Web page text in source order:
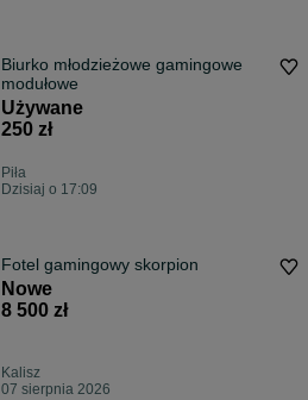
Biurko młodzieżowe gamingowe
modułowe
Używane
250 zł
Piła
Dzisiaj o 17:09
Fotel gamingowy skorpion
Nowe
8 500 zł
Kalisz
07 sierpnia 2026